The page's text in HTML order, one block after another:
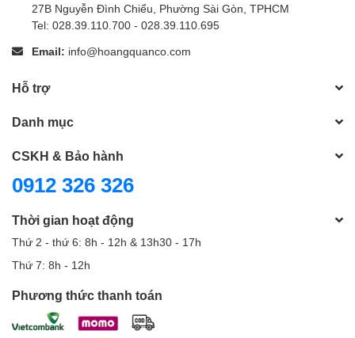
27B Nguyễn Đình Chiểu, Phường Sài Gòn, TPHCM
Tel: 028.39.110.700 - 028.39.110.695
Email: info@hoangquanco.com
Hỗ trợ
Danh mục
CSKH & Bảo hành
0912 326 326
Thời gian hoạt động
Thứ 2 - thứ 6: 8h - 12h & 13h30 - 17h
Thứ 7: 8h - 12h
Phương thức thanh toán